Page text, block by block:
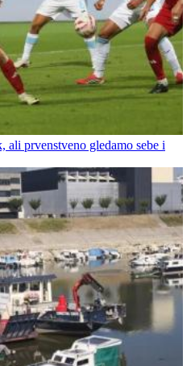
ali prvenstveno gledamo sebe i